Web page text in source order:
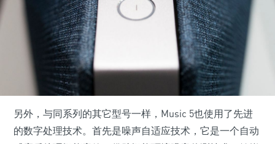
另外，与同系列的其它型号一样，Music 5也使用了先进
的数字处理技术。首先是噪声自适应技术，它是一个自动